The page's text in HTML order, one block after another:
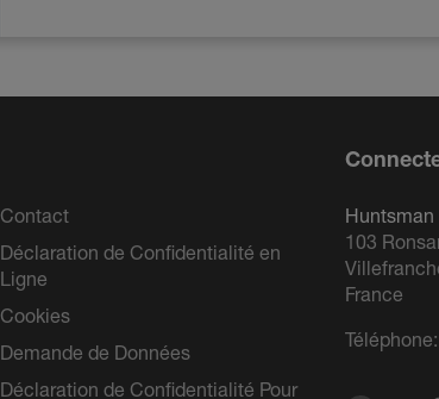
Contact
Déclaration de Confidentialité en
Ligne
Cookies
Demande de Données
Déclaration de Confidentialité Pour
103
France
Téléphone: